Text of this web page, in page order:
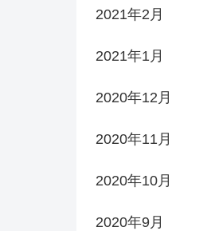
2021年2月
2021年1月
2020年12月
2020年11月
2020年10月
2020年9月